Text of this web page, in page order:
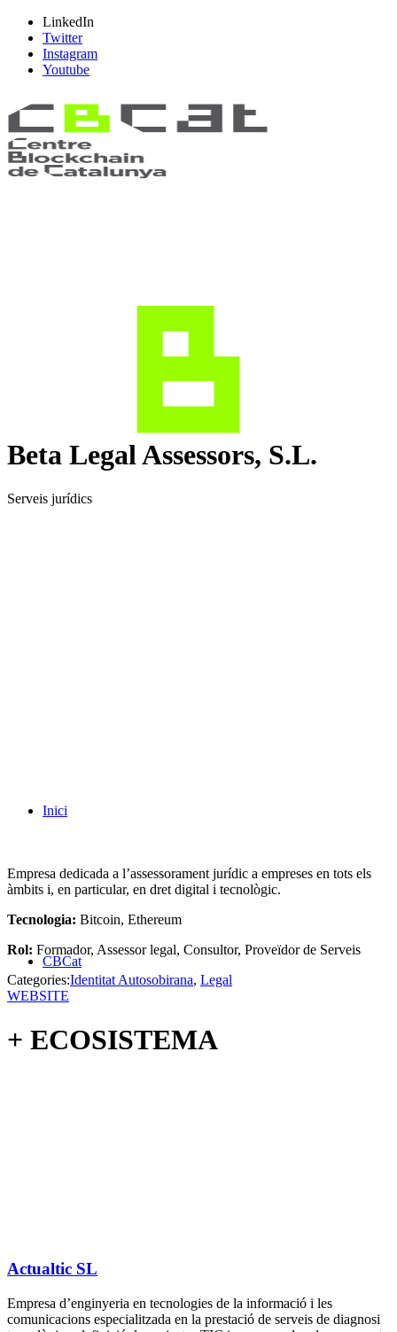
LinkedIn
Twitter
Instagram
Youtube
Inici
CBCat
Beta Legal Assessors, S.L.
Serveis jurídics
Empresa dedicada a l’assessorament jurídic a empreses en tots els
àmbits i, en particular, en dret digital i tecnològic.
Tecnologia: Bitcoin, Ethereum
Rol: Formador, Assessor legal, Consultor, Proveïdor de Serveis
Categories:Identitat Autosobirana, Legal
WEBSITE
+ ECOSISTEMA
Actualtic SL
​Empresa d’enginyeria en tecnologies de la informació i les
comunicacions especialitzada en la prestació de serveis de diagnosi